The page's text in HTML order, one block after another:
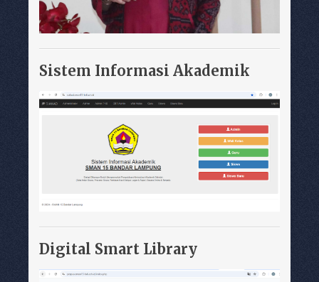
Sistem Informasi Akademik
Digital Smart Library